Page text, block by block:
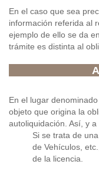
En el caso que sea
información referida al
ejemplo de ello se da
trámite es distinta al
En el lugar denominado
objeto que origina la
autoliquidación. Así, y
Si se trata de
de Vehículos,
de la licencia.